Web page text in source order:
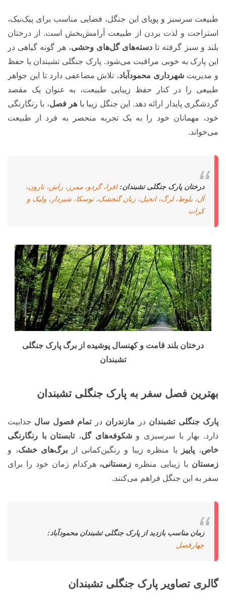
طبیعت سرسبز و پویای این جنگل، فضایی مناسب برای پیک‌نیک،
استراحت و لذت بردن از طبیعت آرامش‌بخش است. از درختان
بلند و سبز گرفته تا دسته‌های گل‌های وحشی، هر گونه گیاهی در
این پارک به خوبی مراقبت می‌شود. پارک جنگلی تشبندان با حفظ
و مدیریت شهرداری محمودآباد، تلاش مضاعفی دارد تا این جواهر
طبیعی را در کنار حفظ زیبایی طبیعت، به عنوان یک مقصد
گردشگری پایدار ارائه دهد. این جنگل زیبا با هر فصل، با رنگارنگی
خود، مهمانان خود را به یک تجربه منحصر به فرد از طبیعت
می‌خواند.
درختان پارک جنگلی تشبندان:افرا، گردو، ممرز، راش، نارون،
آل، بلوط، لرگ، انجیل، زبان گنجشک، توسکا، شیردار، ولیک و
کرات
درختان بلند قامت و کهنسال پوشیده از برگ پارک جنگلی
تشبندان
بهترین فصل سفر به پارک جنگلی تشبندان
پارک جنگلی تشبندان در مازندران درتمام فصول سال جذابیت
دارد. بهار با سرسبزی وشکوفه‌های گل،تابستان با رنگارنگی
خاص، پاییز با منظره زیبا و رنگین‌کمانی از برگ‌های خشک، و
زمستان با زیبایی منظره زمستانی، هرکدام زمان خود را برای
سفر به این جنگل فراهم می‌کنند.
زمان مناسب بازدید از پارک جنگلی تشبندان محمودآباد:
چهارفصل
گالری تصاویر پارک جنگلی تشبندان